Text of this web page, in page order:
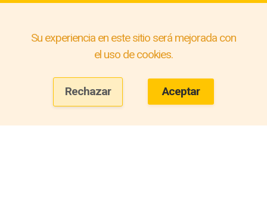
Su experiencia en este sitio será mejorada con
el uso de cookies.
Rechazar Aceptar